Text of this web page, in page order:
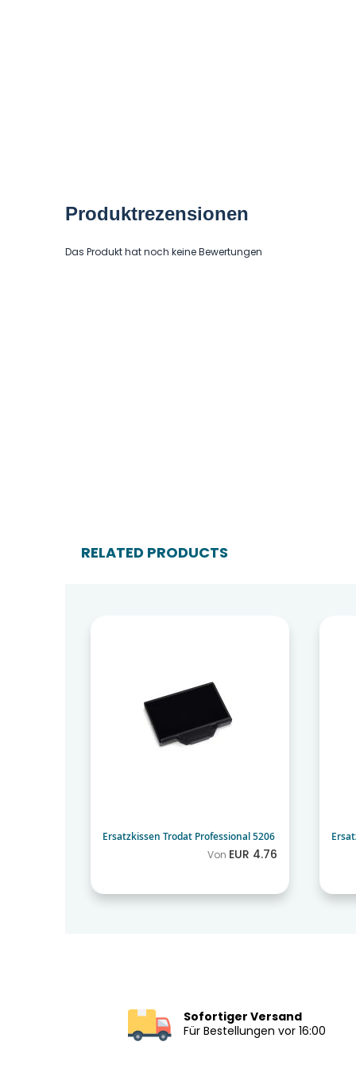
Produktrezensionen
Das Produkt hat noch keine Bewertungen
RELATED PRODUCTS
Ersatzkissen Trodat Professional 5206
Von EUR 4.76
Sofortiger Versand
Für Bestellungen vor 16:00